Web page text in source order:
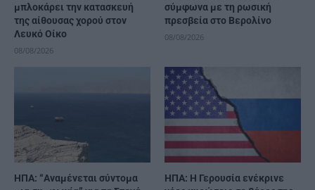
μπλοκάρει την κατασκευή
της αίθουσας χορού στον
Λευκό Οίκο
08/08/2026
σύμφωνα με τη ρωσική
πρεσβεία στο Βερολίνο
08/08/2026
ΗΠΑ: “Αναμένεται σύντομα
ΗΠΑ: Η Γερουσία ενέκρινε